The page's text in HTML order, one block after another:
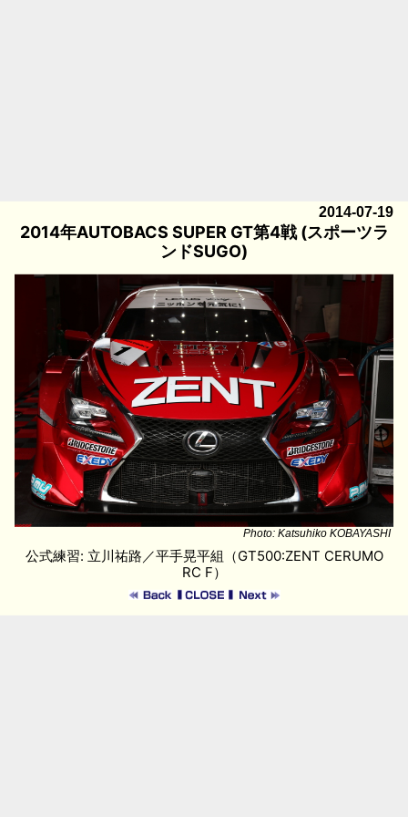
2014-07-19
2014年AUTOBACS SUPER GT第4戦 (スポーツラ
ンドSUGO)
Photo: Katsuhiko KOBAYASHI
公式練習: 立川祐路／平手晃平組（GT500:ZENT CERUMO
RC F）